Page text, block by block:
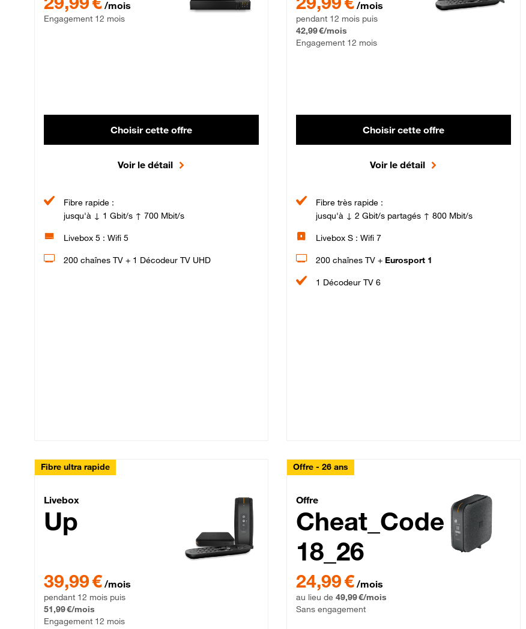
/mois
Engagement 12 mois
Choisir cette offre
Voir le détail
Fibre rapide :
jusqu'à ↓ 1 Gbit/s ↑ 700 Mbit/s
Livebox 5 : Wifi 5
200 chaînes TV + 1 Décodeur TV UHD
/mois
pendant 12 mois puis
42,99 €/mois
Engagement 12 mois
Choisir cette offre
Voir le détail
Fibre très rapide :
jusqu'à ↓ 2 Gbit/s partagés ↑ 800 Mbit/s
Livebox S : Wifi 7
200 chaînes TV + Eurosport 1
1 Décodeur TV 6
Fibre ultra rapide
Livebox Up Fibre
Livebox
Up
39,99 € /mois
pendant 12 mois puis
51,99 €/mois
Engagement 12 mois
Offre - 26 ans
Cheat_Code Fibre_18_26
Offre
Cheat_Code
18_26
24,99 € /mois
au lieu de 49,99 €/mois
Sans engagement